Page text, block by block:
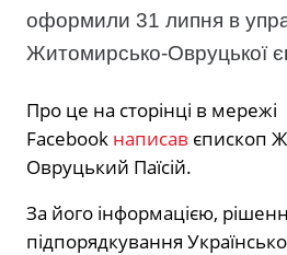
оформили 31 липня в
Житомирсько-Овруцької
Про це на сторінці в мережі
Facebook написав єпископ
Овруцький Паїсій.
За його інформацією,
підпорядкування